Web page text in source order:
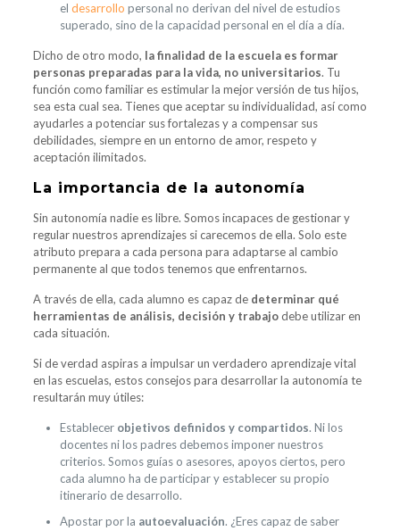
el desarrollo personal no derivan del nivel de estudios
superado, sino de la capacidad personal en el día a día.
Dicho de otro modo, la finalidad de la escuela es formar
personas preparadas para la vida, no universitarios. Tu
función como familiar es estimular la mejor versión de tus hijos,
sea esta cual sea. Tienes que aceptar su individualidad, así como
ayudarles a potenciar sus fortalezas y a compensar sus
debilidades, siempre en un entorno de amor, respeto y
aceptación ilimitados.
La importancia de la autonomía
Sin autonomía nadie es libre. Somos incapaces de gestionar y
regular nuestros aprendizajes si carecemos de ella. Solo este
atributo prepara a cada persona para adaptarse al cambio
permanente al que todos tenemos que enfrentarnos.
A través de ella, cada alumno es capaz de determinar qué
herramientas de análisis, decisión y trabajodebe utilizar en
cada situación.
Si de verdad aspiras a impulsar un verdadero aprendizaje vital
en las escuelas, estos consejos para desarrollar la autonomía te
resultarán muy útiles:
Establecer objetivos definidos y compartidos. Ni los
docentes ni los padres debemos imponer nuestros
criterios. Somos guías o asesores, apoyos ciertos, pero
cada alumno ha de participar y establecer su propio
itinerario de desarrollo.
Apostar por la autoevaluación. ¿Eres capaz de saber